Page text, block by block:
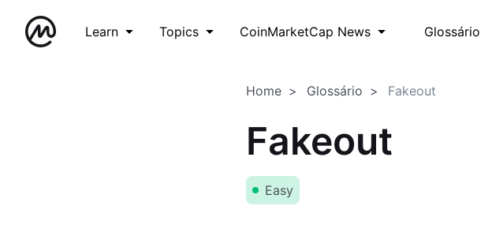
Learn Topics CoinMarketCap News Glossário
Home Glossário Fakeout
Fakeout
Easy